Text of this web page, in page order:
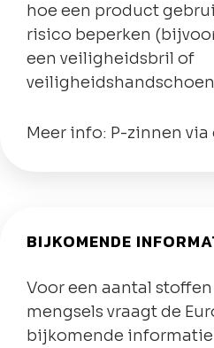
hoe een product
risico beperken
een veiligheidsbril of
Meer info: P-zinnen via
BIJKOMENDE
Voor een aantal
mengsels vraagt de
bijkomende